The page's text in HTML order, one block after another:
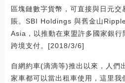
區塊鏈數字貨幣，可直接與日元
賬。SBI Holdings 與舊金山
Asia，以推動在東盟許多國家銀行
跨境支付。[2018/3/6]
自網約車(滴滴等)推出以來，人們
家車都可以當出租車使用，這里我